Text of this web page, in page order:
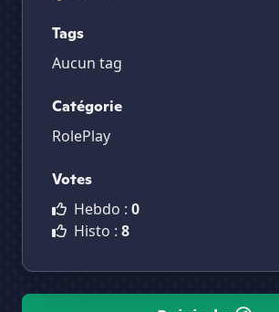
Tags
Aucun tag
Catégorie
RolePlay
Votes
Hebdo : 0
Histo : 8